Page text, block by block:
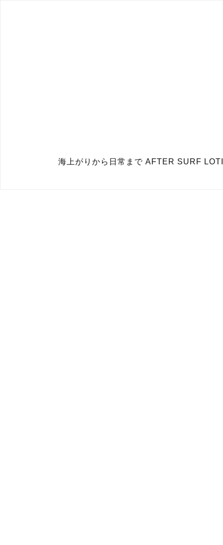
海上がりから日常まで AFTER SURF